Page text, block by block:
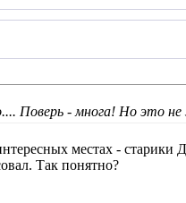
Поверь - многа! Но это
местах -
Так понятно?